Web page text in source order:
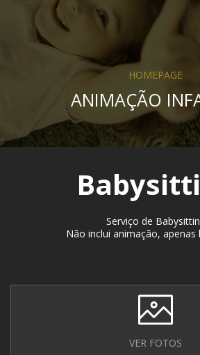
HOMEPAGE
ANIMAÇÃO
Serviço de
Não inclui animação, apenas
VER FOTOS